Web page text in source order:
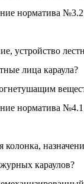
норматива №3.2
устройство
лица караула?
норматива №4.1
колонка,
караулов?